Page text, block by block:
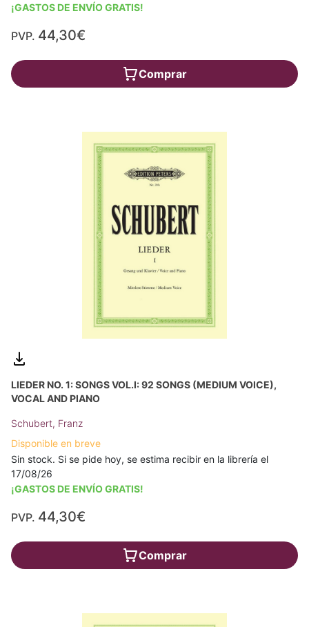
¡GASTOS DE ENVÍO GRATIS!
PVP. 44,30€
Comprar
LIEDER NO. 1: SONGS VOL.I: 92 SONGS (MEDIUM VOICE),
VOCAL AND PIANO
Schubert, Franz
Disponible en breve
Sin stock. Si se pide hoy, se estima recibir en la librería el
17/08/26
¡GASTOS DE ENVÍO GRATIS!
PVP. 44,30€
Comprar